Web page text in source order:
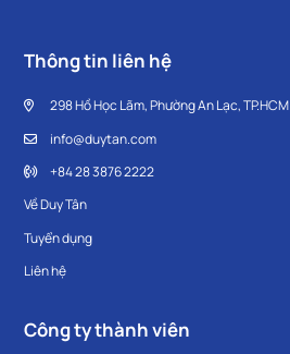
Thông tin liên hệ
298 Hồ Học Lãm, Phường An Lạc, TP.HCM
info@duytan.com
+84 28 3876 2222
Về Duy Tân
Tuyển dụng
Liên hệ
Công ty thành viên